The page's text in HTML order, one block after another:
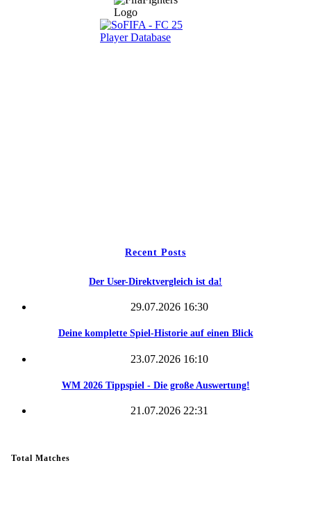
Recent Posts
Der User-Direktvergleich ist da!
29.07.2026 16:30
Deine komplette Spiel-Historie auf einen Blick
23.07.2026 16:10
WM 2026 Tippspiel - Die große Auswertung!
21.07.2026 22:31
Total Matches